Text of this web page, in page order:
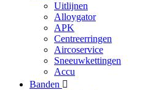
Uitlijnen
Alloygator
APK
Centreerringen
Aircoservice
Sneeuwkettingen
Accu
Banden